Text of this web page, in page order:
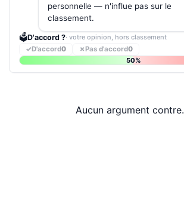
personnelle — n'influe pas sur le
classement.
🗳️D'accord ?· votre opinion, hors classement
✓D'accord0 ✗Pas d'accord0
50%
Aucun argument contre.